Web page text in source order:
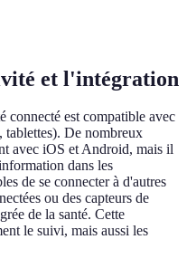
et l'intégration
connecté est compatible avec
tablettes). De nombreux
avec iOS et Android, mais il
dans les
de se connecter à d'autres
ou des capteurs de
de la santé. Cette
le suivi, mais aussi les